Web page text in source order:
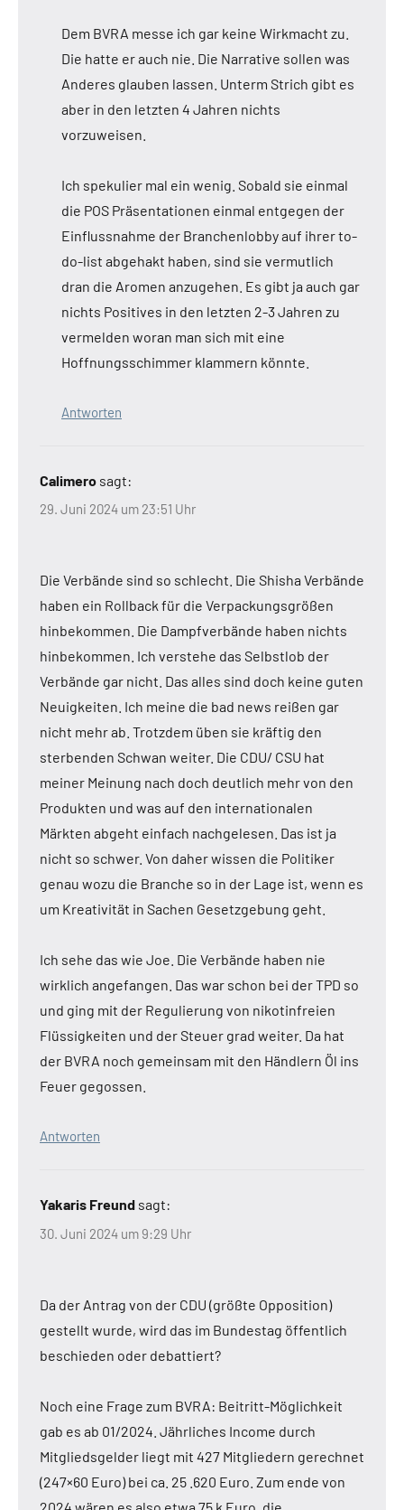
Dem BVRA messe ich gar keine Wirkmacht zu.
Die hatte er auch nie. Die Narrative sollen was
Anderes glauben lassen. Unterm Strich gibt es
aber in den letzten 4 Jahren nichts
vorzuweisen.
Ich spekulier mal ein wenig. Sobald sie einmal
die POS Präsentationen einmal entgegen der
Einflussnahme der Branchenlobby auf ihrer to-
do-list abgehakt haben, sind sie vermutlich
dran die Aromen anzugehen. Es gibt ja auch gar
nichts Positives in den letzten 2-3 Jahren zu
vermelden woran man sich mit eine
Hoffnungsschimmer klammern könnte.
Antworten
Calimero sagt:
29. Juni 2024 um 23:51 Uhr
Die Verbände sind so schlecht. Die Shisha Verbände
haben ein Rollback für die Verpackungsgrößen
hinbekommen. Die Dampfverbände haben nichts
hinbekommen. Ich verstehe das Selbstlob der
Verbände gar nicht. Das alles sind doch keine guten
Neuigkeiten. Ich meine die bad news reißen gar
nicht mehr ab. Trotzdem üben sie kräftig den
sterbenden Schwan weiter. Die CDU/ CSU hat
meiner Meinung nach doch deutlich mehr von den
Produkten und was auf den internationalen
Märkten abgeht einfach nachgelesen. Das ist ja
nicht so schwer. Von daher wissen die Politiker
genau wozu die Branche so in der Lage ist, wenn es
um Kreativität in Sachen Gesetzgebung geht.
Ich sehe das wie Joe. Die Verbände haben nie
wirklich angefangen. Das war schon bei der TPD so
und ging mit der Regulierung von nikotinfreien
Flüssigkeiten und der Steuer grad weiter. Da hat
der BVRA noch gemeinsam mit den Händlern Öl ins
Feuer gegossen.
Antworten
Yakaris Freund sagt:
30. Juni 2024 um 9:29 Uhr
Da der Antrag von der CDU (größte Opposition)
gestellt wurde, wird das im Bundestag öffentlich
beschieden oder debattiert?
Noch eine Frage zum BVRA: Beitritt-Möglichkeit
gab es ab 01/2024. Jährliches Income durch
Mitgliedsgelder liegt mit 427 Mitgliedern gerechnet
(247×60 Euro) bei ca. 25 .620 Euro. Zum ende von